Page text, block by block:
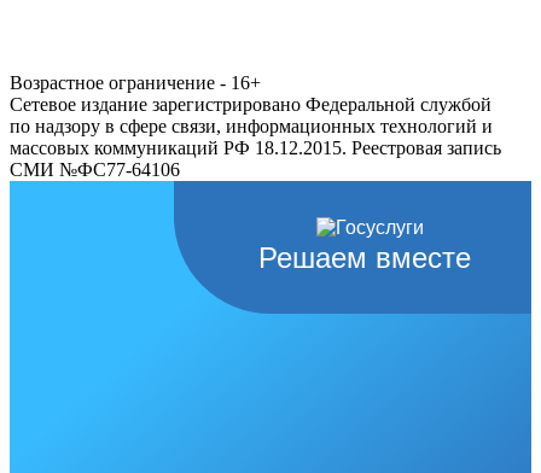
Возрастное ограничение - 16+
Сетевое издание зарегистрировано Федеральной службой
по надзору в сфере связи, информационных технологий и
массовых коммуникаций РФ 18.12.2015. Реестровая запись
СМИ №ФС77-64106
Решаем вместе